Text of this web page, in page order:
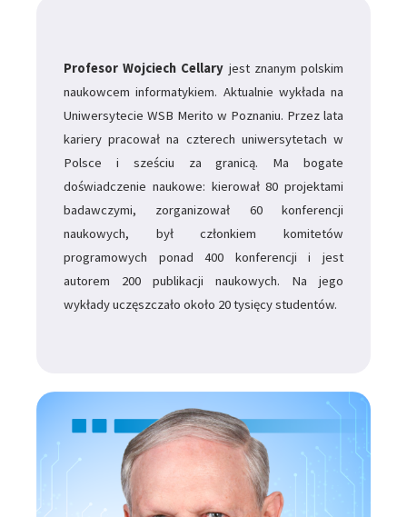
Profesor Wojciech Cellary jest znanym polskim
naukowcem informatykiem. Aktualnie wykłada na
Uniwersytecie WSB Merito w Poznaniu. Przez lata
kariery pracował na czterech uniwersytetach w
Polsce i sześciu za granicą. Ma bogate
doświadczenie naukowe: kierował 80 projektami
badawczymi, zorganizował 60 konferencji
naukowych, był członkiem komitetów
programowych ponad 400 konferencji i jest
autorem 200 publikacji naukowych. Na jego
wykłady uczęszczało około 20 tysięcy studentów.